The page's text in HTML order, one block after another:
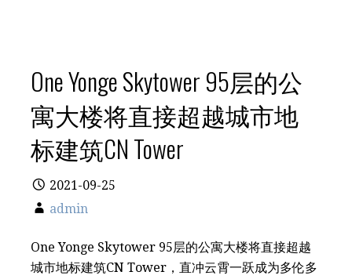
One Yonge Skytower 95层的公
寓大楼将直接超越城市地
标建筑CN Tower
2021-09-25
admin
One Yonge Skytower 95层的公寓大楼将直接超越
城市地标建筑CN Tower，直冲云霄️一跃成为多伦多